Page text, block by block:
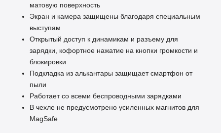
матовую поверхность
Экран и камера защищены благодаря специальным
выступам
Открытый доступ к динамикам и разъему для
зарядки, кофортное нажатие на кнопки громкости и
блокировки
Подкладка из алькантары защищает смартфон от
пыли
Работает со всеми беспроводными зарядками
В чехле не предусмотрено усиленных магнитов для
MagSafe